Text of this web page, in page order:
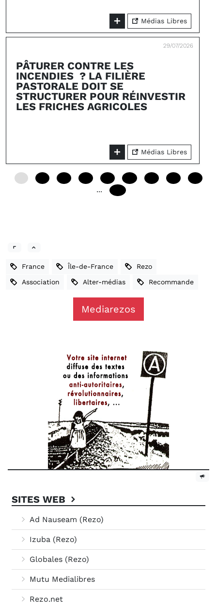
Médias Libres
29/07/2026
PÂTURER CONTRE LES
INCENDIES ? LA FILIÈRE
PASTORALE DOIT SE
STRUCTURER POUR RÉINVESTIR
LES FRICHES AGRICOLES
Médias Libres
...
France Île-de-France Rezo
Association Alter-médias Recommande
Mediarezos
SITES WEB
Ad Nauseam (Rezo)
Izuba (Rezo)
Globales (Rezo)
Mutu Medialibres
Rezo.net